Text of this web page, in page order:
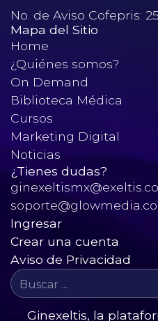
No. de Aviso Cofepris:
Mapa del Sitio
Home
¿Quiénes somos?
On Demand
Biblioteca Médica
Cursos
Marketing Digital
Noticias
¿Tienes dudas?
Ingresar
Crear una cuenta
Aviso de Privacidad
Ginexeltis, la